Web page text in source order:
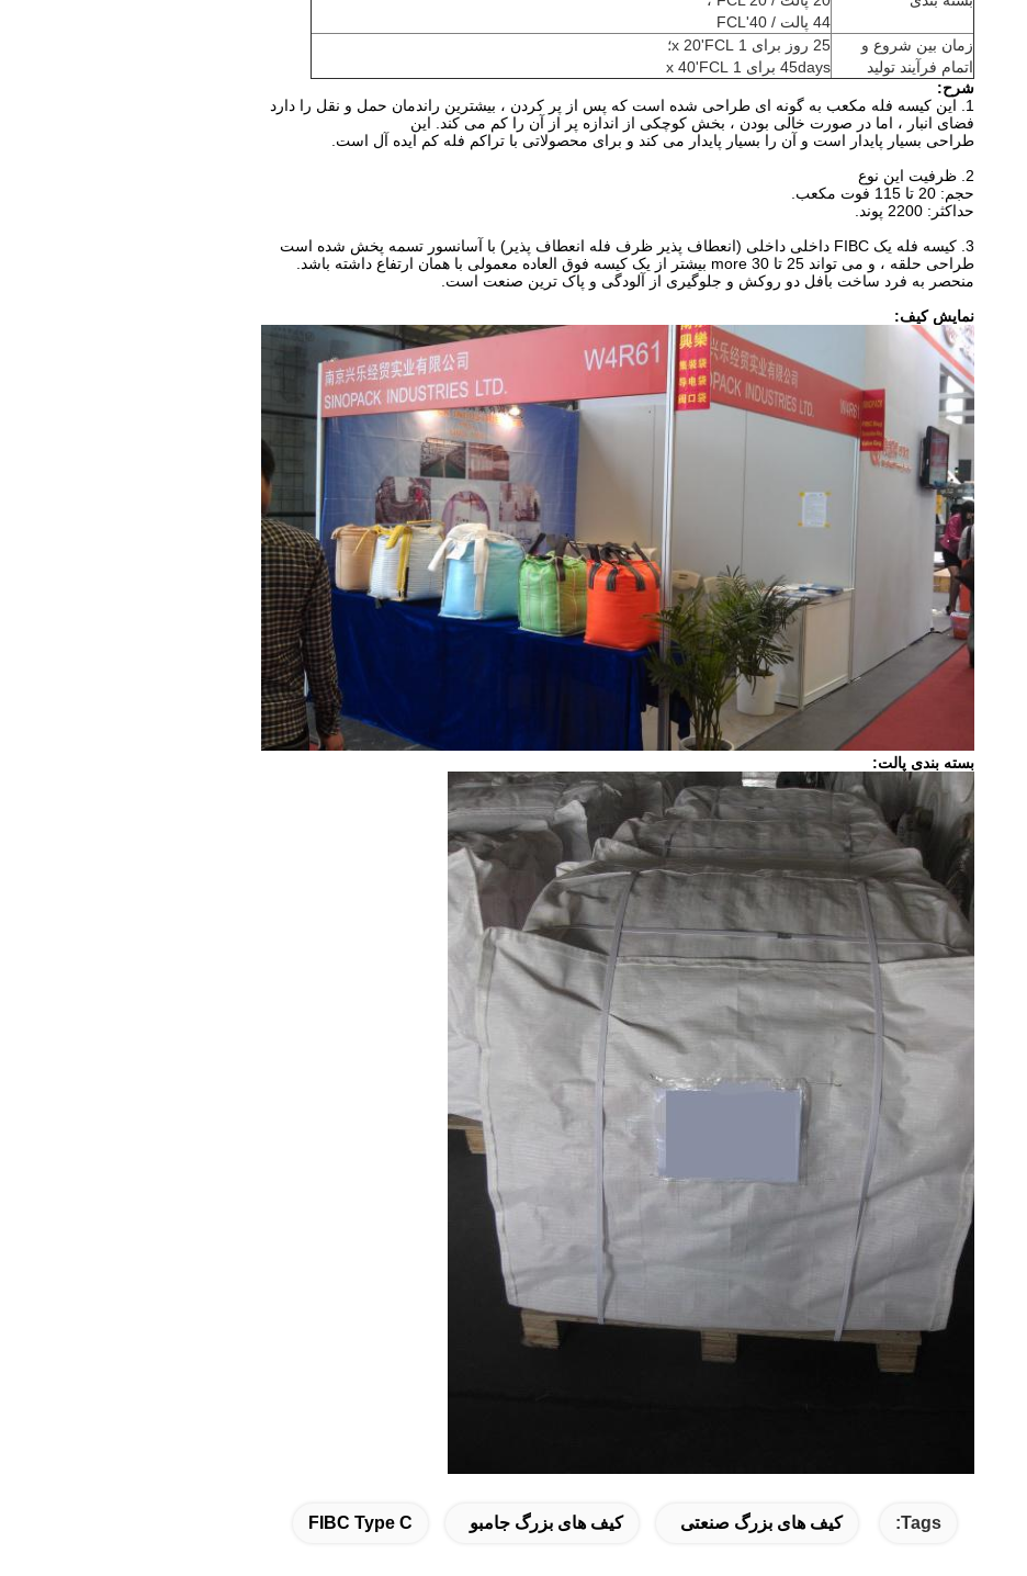
44 پالت / 40'FCL
زمان بین شروع و
اتمام فرآیند تولید
25 روز برای 1 x 20'FCL؛
45days برای 1 x 40'FCL
شرح:
1. این کیسه فله مکعب به گونه ای طراحی شده است که پس از پر کردن ، بیشترین راندمان حمل و نقل را دارد
فضای انبار ، اما در صورت خالی بودن ، بخش کوچکی از اندازه پر از آن را کم می کند. این
طراحی بسیار پایدار است و آن را بسیار پایدار می کند و برای محصولاتی با تراکم فله کم ایده آل است.
2. ظرفیت این نوع
حجم: 20 تا 115 فوت مکعب.
حداکثر: 2200 پوند.
3. کیسه فله یک FIBC داخلی داخلی (انعطاف پذیر ظرف فله انعطاف پذیر) با آسانسور تسمه پخش شده است
طراحی حلقه ، و می تواند 25 تا 30 more بیشتر از یک کیسه فوق العاده معمولی با همان ارتفاع داشته باشد.
منحصر به فرد ساخت بافل دو روکش و جلوگیری از آلودگی و پاک ترین صنعت است.
نمایش کیف:
بسته بندی پالت:
Tags: کیف های بزرگ صنعتی کیف های بزرگ جامبو FIBC Type C